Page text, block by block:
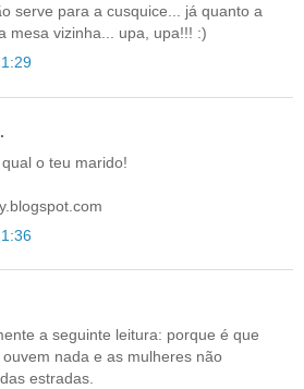
serve para a cusquice... já quanto a
mesa vizinha... upa, upa!!! :)
o teu marido!
a seguinte leitura: porque é que
nada e as mulheres não
estradas.